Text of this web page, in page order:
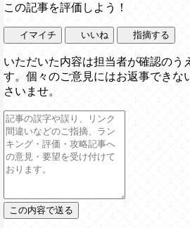
この記事を評価しよう！
イマイチ いいね 指摘する
いただいた内容は担当者が確認のう
す。個々のご意見にはお返事できな
さいませ。